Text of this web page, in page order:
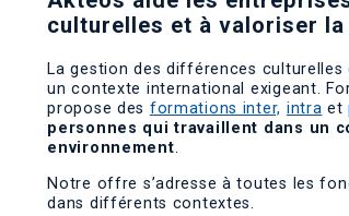
culturelles et à valoriser
La gestion des différences
un contexte international exigeant.
propose des formations inter, intra et
personnes qui travaillent dans un
environnement.
Notre offre s’adresse à toutes les
dans différents contextes.